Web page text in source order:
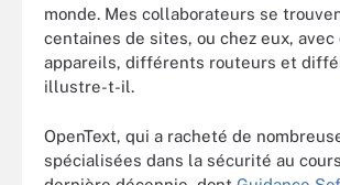
monde. Mes collaborateurs se
centaines de sites, ou chez eux,
appareils, différents routeurs et
illustre-t-il.
OpenText, qui a racheté de
spécialisées dans la sécurité au